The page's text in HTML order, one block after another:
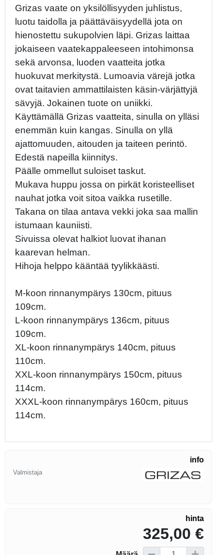
Grizas vaate on yksilöllisyyden juhlistus,
luotu taidolla ja päättäväisyydellä jota on
hienostettu sukupolvien läpi. Grizas laittaa
jokaiseen vaatekappaleeseen intohimonsa
sekä arvonsa, luoden vaatteita jotka
huokuvat merkitystä. Lumoavia värejä jotka
ovat taitavien ammattilaisten käsin-värjättyjä
sävyjä. Jokainen tuote on uniikki.
Käyttämällä Grizas vaatteita, sinulla on ylläsi
enemmän kuin kangas. Sinulla on yllä
ajattomuuden, aitouden ja taiteen perintö.
Edestä napeilla kiinnitys.
Päälle ommellut suloiset taskut.
Mukava huppu jossa on pirkät koristeelliset
nauhat jotka voit sitoa vaikka rusetille.
Takana on tilaa antava vekki joka saa mallin
istumaan kauniisti.
Sivuissa olevat halkiot luovat ihanan
kaarevan helman.
Hihoja helppo kääntää tyylikkäästi.
M-koon rinnanympärys 130cm, pituus
109cm.
L-koon rinnanympärys 136cm, pituus
109cm.
XL-koon rinnanympärys 140cm, pituus
110cm.
XXL-koon rinnanympärys 150cm, pituus
114cm.
XXXL-koon rinnanympärys 160cm, pituus
114cm.
info
Valmistaja
hinta
325,00 €